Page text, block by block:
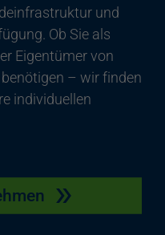
und
Ob Sie als
Eigentümer von
– wir finden
individuellen